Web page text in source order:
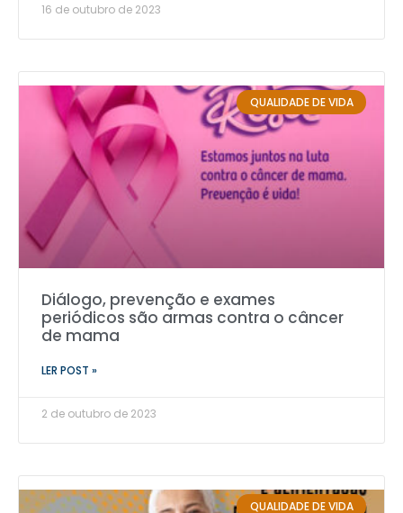
16 de outubro de 2023
QUALIDADE DE VIDA
Diálogo, prevenção e exames
periódicos são armas contra o câncer
de mama
LER POST »
2 de outubro de 2023
QUALIDADE DE VIDA